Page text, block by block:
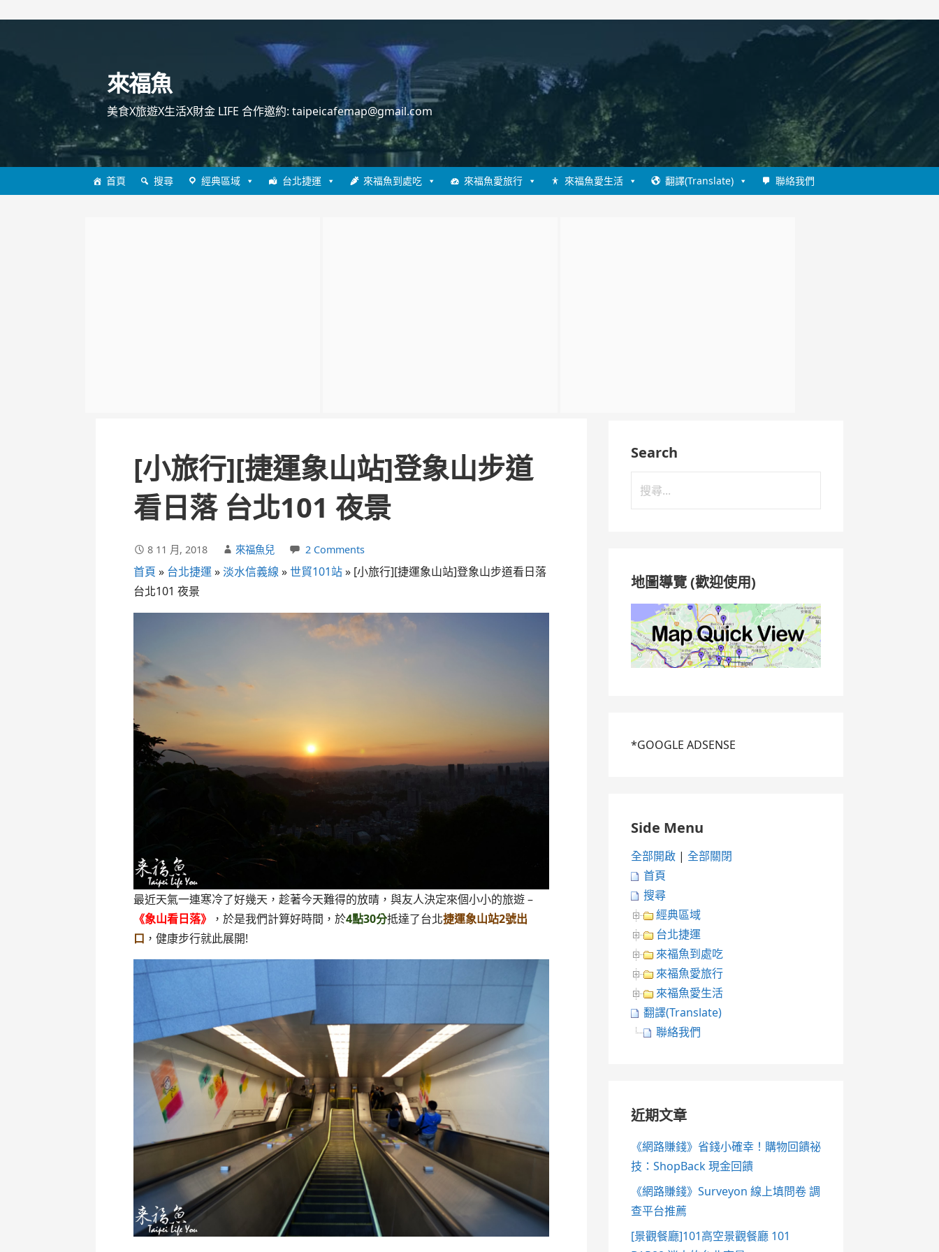
來福魚
美食X旅遊X生活X財金 LIFE 合作邀約: taipeicafemap@gmail.com
首頁 搜尋 經典區域 台北捷運 來福魚到處吃 來福魚愛旅行 來福魚愛生活 翻譯(Translate) 聯絡我們
[小旅行][捷運象山站]登象山步道
看日落 台北101 夜景
8 11 月, 2018 來福魚兒 2 Comments
首頁 » 台北捷運»淡水信義線 »世貿101站» [小旅行][捷運象山站]登象山步道看日落
台北101 夜景
最近天氣一連寒冷了好幾天，趁著今天難得的放晴，與友人決定來個小小的旅遊 –
《象山看日落》
，於是我們計算好時間，於4點30分抵達了台北捷運象山站2號出
口 ，健康步行就此展開!
Search
尋
地圖導覽 (歡迎使用)
*GOOGLE ADSENSE
Side Menu
全部開啟| 全部關閉
首頁
搜尋
經典區域
台北捷運
來福魚到處吃
來福魚愛旅行
來福魚愛生活
翻譯(Translate)
聯絡我們
近期文章
《網路賺錢》省錢小確幸！購物回饋祕
技：ShopBack 現金回饋
《網路賺錢》Surveyon 線上填問卷 調
查平台推薦
[景觀餐廳]101高空景觀餐廳 101